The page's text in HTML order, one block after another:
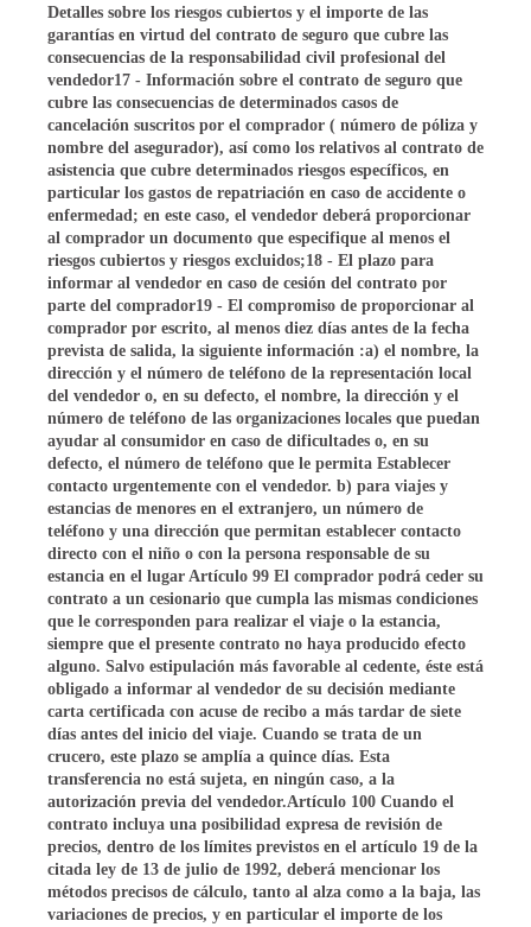
Detalles sobre los riesgos cubiertos y el importe de las
garantías en virtud del contrato de seguro que cubre las
consecuencias de la responsabilidad civil profesional del
vendedor17 - Información sobre el contrato de seguro que
cubre las consecuencias de determinados casos de
cancelación suscritos por el comprador ( número de póliza y
nombre del asegurador), así como los relativos al contrato de
asistencia que cubre determinados riesgos específicos, en
particular los gastos de repatriación en caso de accidente o
enfermedad; en este caso, el vendedor deberá proporcionar
al comprador un documento que especifique al menos el
riesgos cubiertos y riesgos excluidos;18 - El plazo para
informar al vendedor en caso de cesión del contrato por
parte del comprador19 - El compromiso de proporcionar al
comprador por escrito, al menos diez días antes de la fecha
prevista de salida, la siguiente información :a) el nombre, la
dirección y el número de teléfono de la representación local
del vendedor o, en su defecto, el nombre, la dirección y el
número de teléfono de las organizaciones locales que puedan
ayudar al consumidor en caso de dificultades o, en su
defecto, el número de teléfono que le permita Establecer
contacto urgentemente con el vendedor. b) para viajes y
estancias de menores en el extranjero, un número de
teléfono y una dirección que permitan establecer contacto
directo con el niño o con la persona responsable de su
estancia en el lugar Artículo 99 El comprador podrá ceder su
contrato a un cesionario que cumpla las mismas condiciones
que le corresponden para realizar el viaje o la estancia,
siempre que el presente contrato no haya producido efecto
alguno. Salvo estipulación más favorable al cedente, éste está
obligado a informar al vendedor de su decisión mediante
carta certificada con acuse de recibo a más tardar de siete
días antes del inicio del viaje. Cuando se trata de un
crucero, este plazo se amplía a quince días. Esta
transferencia no está sujeta, en ningún caso, a la
autorización previa del vendedor.Artículo 100 Cuando el
contrato incluya una posibilidad expresa de revisión de
precios, dentro de los límites previstos en el artículo 19 de la
citada ley de 13 de julio de 1992, deberá mencionar los
métodos precisos de cálculo, tanto al alza como a la baja, las
variaciones de precios, y en particular el importe de los